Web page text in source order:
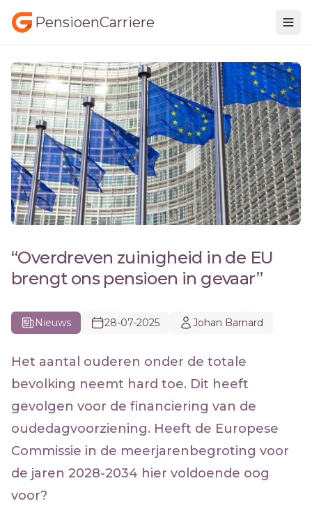
PensioenCarriere
“Overdreven zuinigheid in de EU
brengt ons pensioen in gevaar”
Nieuws 28-07-2025 Johan Barnard
Het aantal ouderen onder de totale
bevolking neemt hard toe. Dit heeft
gevolgen voor de financiering van de
oudedagvoorziening. Heeft de Europese
Commissie in de meerjarenbegroting voor
de jaren 2028-2034 hier voldoende oog
voor?